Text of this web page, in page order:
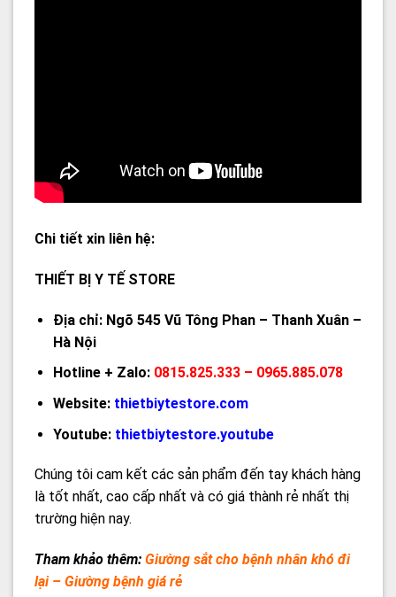
Chi tiết xin liên hệ:
THIẾT BỊ Y TẾ STORE
Địa chỉ: Ngõ 545 Vũ Tông Phan – Thanh Xuân –
Hà Nội
Hotline + Zalo: 0815.825.333 – 0965.885.078
Website: thietbiytestore.com
Youtube: thietbiytestore.youtube
Chúng tôi cam kết các sản phẩm đến tay khách hàng
là tốt nhất, cao cấp nhất và có giá thành rẻ nhất thị
trường hiện nay.
Tham khảo thêm: Giường sắt cho bệnh nhân khó đi
lại – Giường bệnh giá rẻ